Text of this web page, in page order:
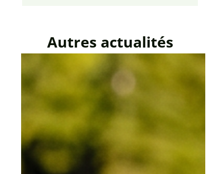
Autres actualités